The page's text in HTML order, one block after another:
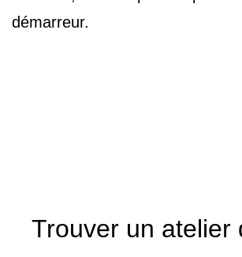
démarreur.
Trouver un atelier